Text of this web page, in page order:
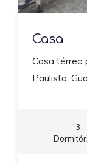
Casa
Casa térrea
Paulista,
3